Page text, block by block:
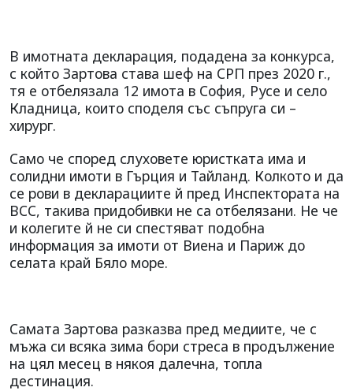
В имотната декларация, подадена за конкурса,
с който Зартова става шеф на СРП през 2020 г.,
тя е отбелязала 12 имота в София, Русе и село
Кладница, които споделя със съпруга си –
хирург.
Само че според слуховете юристката има и
солидни имоти в Гърция и Тайланд. Колкото и да
се рови в декларациите й пред Инспектората на
ВСС, такива придобивки не са отбелязани. Не че
и колегите й не си спестяват подобна
информация за имоти от Виена и Париж до
селата край Бяло море.
Самата Зартова разказва пред медиите, че с
мъжа си всяка зима бори стреса в продължение
на цял месец в някоя далечна, топла
дестинация.